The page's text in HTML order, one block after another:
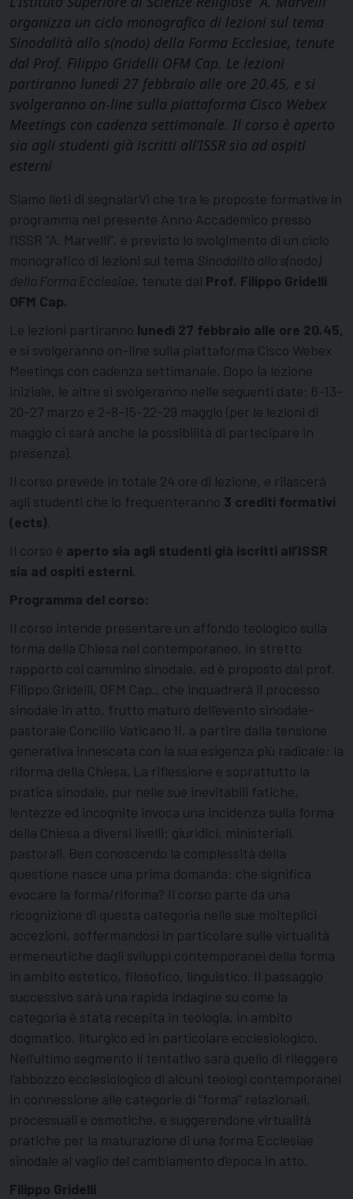
organizza un ciclo monografico di lezioni sul tema
Sinodalità allo s(nodo) della Forma Ecclesiae, tenute
dal Prof. Filippo Gridelli OFM Cap. Le lezioni
partiranno lunedì 27 febbraio alle ore 20.45, e si
svolgeranno on-line sulla piattaforma Cisco Webex
Meetings con cadenza settimanale. Il corso è aperto
sia agli studenti già iscritti all’ISSR sia ad ospiti
esterni
Siamo lieti di segnalarVi che tra le proposte formative in
programma nel presente Anno Accademico presso
l’ISSR “A. Marvelli”, è previsto lo svolgimento di un ciclo
monografico di lezioni sul tema Sinodalità allo s(nodo)
della Forma Ecclesiae, tenute dal Prof. Filippo Gridelli
OFM Cap.
Le lezioni partiranno lunedì 27 febbraio alle ore 20.45,
e si svolgeranno on-line sulla piattaforma Cisco Webex
Meetings con cadenza settimanale. Dopo la lezione
iniziale, le altre si svolgeranno nelle seguenti date: 6-13-
20-27 marzo e 2-8-15-22-29 maggio (per le lezioni di
maggio ci sarà anche la possibilità di partecipare in
presenza).
Il corso prevede in totale 24 ore di lezione, e rilascerà
agli studenti che lo frequenteranno 3 crediti formativi
(ects)
Il corso è aperto sia agli studenti già iscritti all’ISSR
sia ad ospiti esterni
Programma del corso:
Il corso intende presentare un affondo teologico sulla
forma della Chiesa nel contemporaneo, in stretto
rapporto col cammino sinodale, ed è proposto dal prof.
Filippo Gridelli, OFM Cap., che inquadrerà il processo
sinodale in atto, frutto maturo dell’evento sinodale-
pastorale Concilio Vaticano II, a partire dalla tensione
generativa innescata con la sua esigenza più radicale: la
riforma della Chiesa. La riflessione e soprattutto la
pratica sinodale, pur nelle sue inevitabili fatiche,
lentezze ed incognite invoca una incidenza sulla forma
della Chiesa a diversi livelli: giuridici, ministeriali,
pastorali. Ben conoscendo la complessità della
questione nasce una prima domanda: che significa
evocare la forma/riforma? Il corso parte da una
ricognizione di questa categoria nelle sue molteplici
accezioni, soffermandosi in particolare sulle virtualità
ermeneutiche dagli sviluppi contemporanei della forma
in ambito estetico, filosofico, linguistico. Il passaggio
successivo sarà una rapida indagine su come la
categoria è stata recepita in teologia, in ambito
dogmatico, liturgico ed in particolare ecclesiologico.
Nell’ultimo segmento il tentativo sarà quello di rileggere
l’abbozzo ecclesiologico di alcuni teologi contemporanei
in connessione alle categorie di “forma” relazionali,
processuali e osmotiche, e suggerendone virtualità
pratiche per la maturazione di una forma Ecclesiae
sinodale al vaglio del cambiamento d’epoca in atto.
Filippo Gridelli